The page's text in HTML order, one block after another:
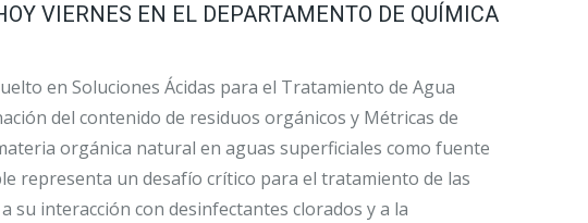
VIERNES EN EL DEPARTAMENTO DE QUÍMICA
en Soluciones Ácidas para el Tratamiento de Agua
del contenido de residuos orgánicos y Métricas de
orgánica natural en aguas superficiales como fuente
representa un desafío crítico para el tratamiento de las
su interacción con desinfectantes clorados y a la